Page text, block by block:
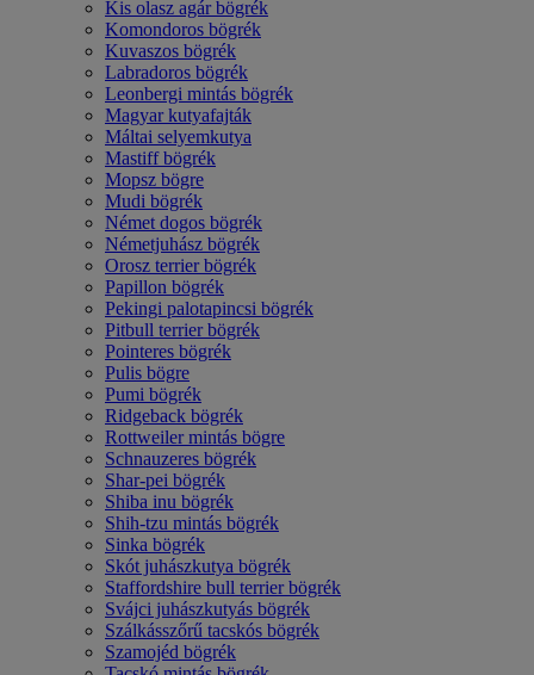
Kis olasz agár bögrék
Komondoros bögrék
Kuvaszos bögrék
Labradoros bögrék
Leonbergi mintás bögrék
Magyar kutyafajták
Máltai selyemkutya
Mastiff bögrék
Mopsz bögre
Mudi bögrék
Német dogos bögrék
Németjuhász bögrék
Orosz terrier bögrék
Papillon bögrék
Pekingi palotapincsi bögrék
Pitbull terrier bögrék
Pointeres bögrék
Pulis bögre
Pumi bögrék
Ridgeback bögrék
Rottweiler mintás bögre
Schnauzeres bögrék
Shar-pei bögrék
Shiba inu bögrék
Shih-tzu mintás bögrék
Sinka bögrék
Skót juhászkutya bögrék
Staffordshire bull terrier bögrék
Svájci juhászkutyás bögrék
Szálkásszőrű tacskós bögrék
Szamojéd bögrék